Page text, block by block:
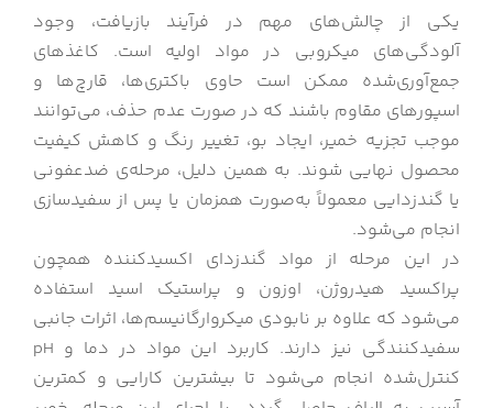
یکی از چالش‌های مهم در فرآیند بازیافت، وجود
آلودگی‌های میکروبی در مواد اولیه است. کاغذهای
جمع‌آوری‌شده ممکن است حاوی باکتری‌ها، قارچ‌ها و
اسپورهای مقاوم باشند که در صورت عدم حذف، می‌توانند
موجب تجزیه خمیر، ایجاد بو، تغییر رنگ و کاهش کیفیت
محصول نهایی شوند. به همین دلیل، مرحله‌ی ضدعفونی
یا گندزدایی معمولاً به‌صورت همزمان یا پس از سفیدسازی
انجام می‌شود.
در این مرحله از مواد گندزدای اکسیدکننده همچون
پراکسید هیدروژن، اوزون و پراستیک اسید استفاده
می‌شود که علاوه بر نابودی میکروارگانیسم‌ها، اثرات جانبی
سفیدکنندگی نیز دارند. کاربرد این مواد در دما و pH
کنترل‌شده انجام می‌شود تا بیشترین کارایی و کمترین